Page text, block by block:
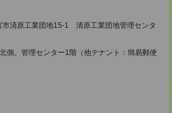
清原工業団地15-1 清原工業団地管理センタ
側。管理センター1階（他テナント：簡易郵便